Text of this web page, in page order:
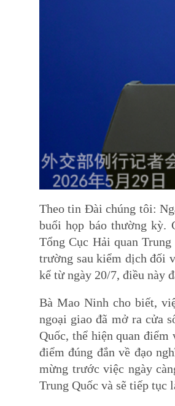
Theo tin Đài chúng tôi:
buổi họp báo thường kỳ.
Tổng Cục Hải quan
trường sau kiểm dịch đối
kể từ ngày 20/7, điều này
Bà Mao Ninh cho biết,
ngoại giao đã mở ra cửa
Quốc, thể hiện quan
điểm đúng đắn về đạo
mừng trước việc ngày
Trung Quốc và sẽ tiếp tục